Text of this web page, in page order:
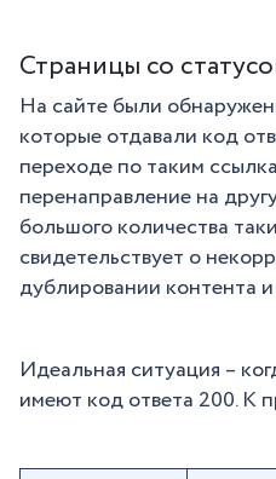
Страницы со
На сайте были
которые отдавали код
переходе по таким
перенаправление на
большого количества
свидетельствует о
дублировании контента
Идеальная ситуация –
имеют код ответа 200. К